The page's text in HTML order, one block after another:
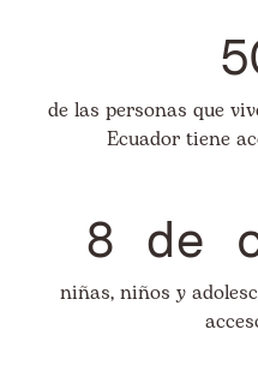
de las personas que
Ecuador tiene
8 de
niñas, niños y